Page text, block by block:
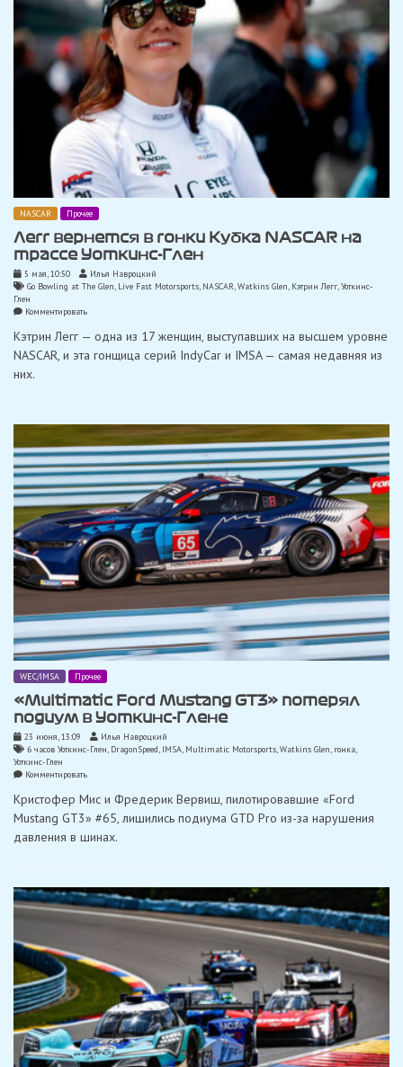
NASCAR Прочее
Легг вернется в гонки Кубка NASCAR на
трассе Уоткинс-Глен
5 мая, 10:50
Илья Навроцкий
Go Bowling at The Glen, Live Fast Motorsports, NASCAR,Watkins Glen, Кэтрин Легг,Уоткинс-
Глен
Комментироватьon
вернется
гонки
Уоткинс-
Глен
Кэтрин Легг — одна из 17 женщин, выступавших на высшем уровне
NASCAR, и эта гонщица серий IndyCar и IMSA — самая недавняя из
них.
WEC/IMSA Прочее
«Multimatic Ford Mustang GT3» потерял
подиум в Уоткинс-Глене
23 июня, 13:09
Илья Навроцкий
6 часов Уоткинс-Глен, DragonSpeed, IMSA, Multimatic Motorsports,Watkins Glen, гонка
Уоткинс-Глен
Комментироватьon
Ford
Mustang
GT3»
потерял
Глене
Кристофер Мис и Фредерик Вервиш, пилотировавшие «Ford
Mustang GT3» #65, лишились подиума GTD Pro из-за нарушения
давления в шинах.